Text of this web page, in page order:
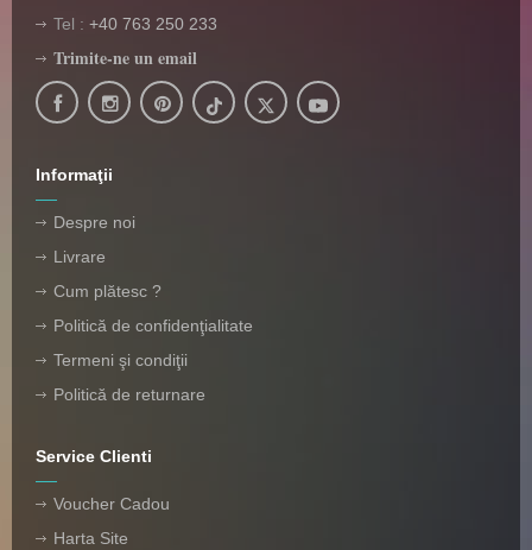
Tel : +40 763 250 233
Trimite-ne un email
Informaţii
Despre noi
Livrare
Cum plătesc ?
Politică de confidenţialitate
Termeni şi condiţii
Politică de returnare
Service Clienti
Voucher Cadou
Harta Site